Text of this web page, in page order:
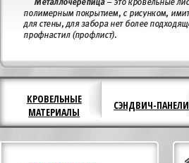
КРОВЕЛЬНЫЕ
МАТЕРИАЛЫ
СЭНДВИЧ-ПАНЕЛИ